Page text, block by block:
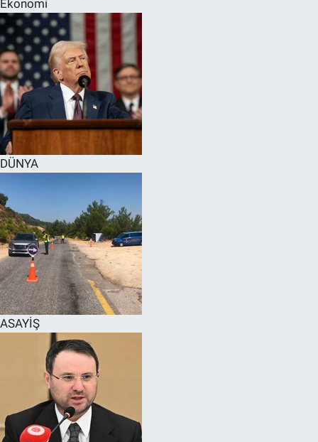
Ekonomi
DÜNYA
ASAYİŞ
SPOR
RESMİ İLANLAR